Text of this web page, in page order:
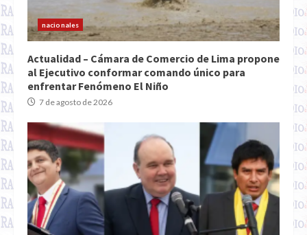
nacionales
Actualidad – Cámara de Comercio de Lima propone
al Ejecutivo conformar comando único para
enfrentar Fenómeno El Niño
7 de agosto de 2026